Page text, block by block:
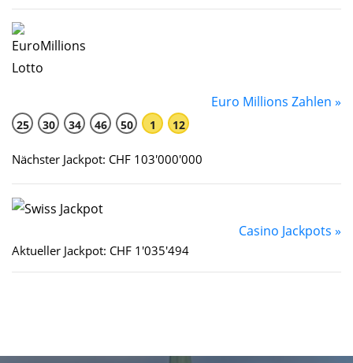
Euro Millions Zahlen »
25 30 34 46 50 1 12
Nächster Jackpot: CHF 103'000'000
Casino Jackpots »
Aktueller Jackpot: CHF 1'035'494